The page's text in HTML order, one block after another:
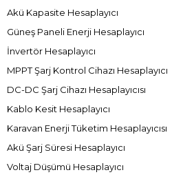
Akü Kapasite Hesaplayıcı
Güneş Paneli Enerji Hesaplayıcı
İnvertör Hesaplayıcı
MPPT Şarj Kontrol Cihazı Hesaplayıcı
DC-DC Şarj Cihazı Hesaplayıcısı
Kablo Kesit Hesaplayıcı
Karavan Enerji Tüketim Hesaplayıcısı
Akü Şarj Süresi Hesaplayıcı
Voltaj Düşümü Hesaplayıcı